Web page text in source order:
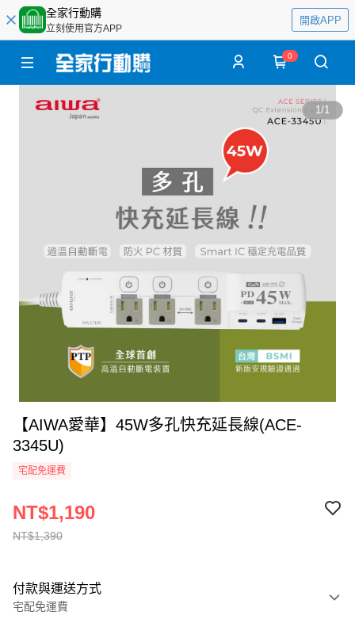
全家行動購
立刻使用官方APP
開啟APP
0
1/1
【AIWA愛華】45W多孔快充延長線(ACE-
3345U)
宅配免運費
NT$1,390
NT$1,190
付款與運送方式
宅配免運費